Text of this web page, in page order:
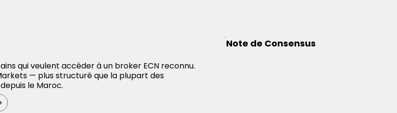
qui veulent accéder à un broker ECN reconnu.
— plus structuré que la plupart des
le Maroc.
Note de Consensus